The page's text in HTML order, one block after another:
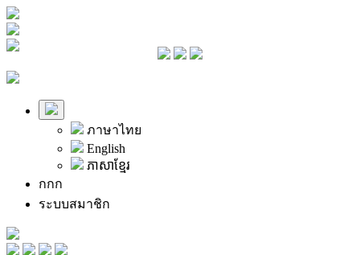
ภาษาไทย
English
ភាសាខ្មែរ
กกก
ระบบสมาชิก